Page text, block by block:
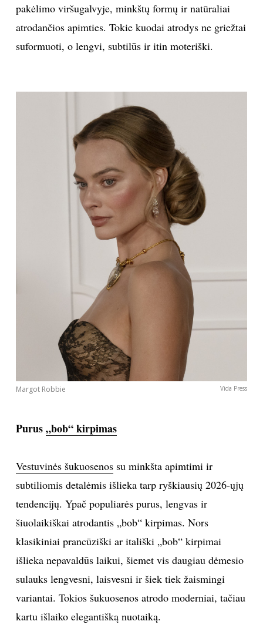
Jūs sutinkate su
taisyklėmis
pakėlimo viršugalvyje, minkštų formų ir natūraliai
atrodančios apimties. Tokie kuodai atrodys ne griežtai
suformuoti, o lengvi, subtilūs ir itin moteriški.
Margot Robbie Vida Press
Purus„bob“ kirpimas
Vestuvinės šukuosenossu minkšta apimtimi ir
subtiliomis detalėmis išlieka tarp ryškiausių 2026-ųjų
tendencijų. Ypač populiarės purus, lengvas ir
šiuolaikiškai atrodantis „bob“ kirpimas. Nors
klasikiniai prancūziški ar itališki „bob“ kirpimai
išlieka nepavaldūs laikui, šiemet vis daugiau dėmesio
sulauks lengvesni, laisvesni ir šiek tiek žaismingi
variantai. Tokios šukuosenos atrodo moderniai, tačiau
kartu išlaiko elegantišką nuotaiką.